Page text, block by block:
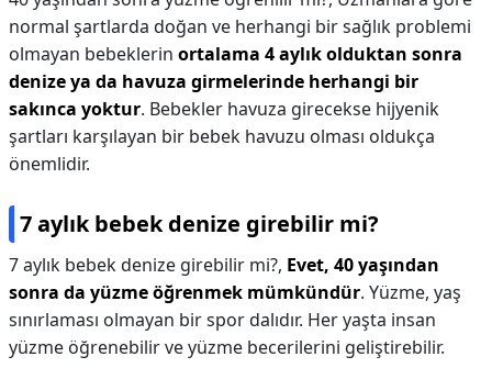
normal şartlarda doğan ve herhangi bir sağlık problemi
olmayan bebeklerin ortalama 4 aylık olduktan sonra
denize ya da havuza girmelerinde herhangi bir
sakınca yoktur. Bebekler havuza girecekse hijyenik
şartları karşılayan bir bebek havuzu olması oldukça
önemlidir.
7 aylık bebek denize girebilir mi?
7 aylık bebek denize girebilir mi?, Evet, 40 yaşından
sonra da yüzme öğrenmek mümkündür. Yüzme, yaş
sınırlaması olmayan bir spor dalıdır. Her yaşta insan
yüzme öğrenebilir ve yüzme becerilerini geliştirebilir.